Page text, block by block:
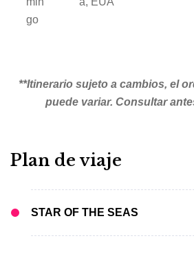
go
**Itinerario sujeto a cambios, el
puede variar. Consultar
Plan de viaje
STAR OF THE SEAS